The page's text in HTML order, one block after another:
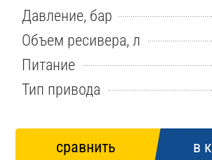
Давление, бар
Объем ресивера, л
Питание
Тип привода